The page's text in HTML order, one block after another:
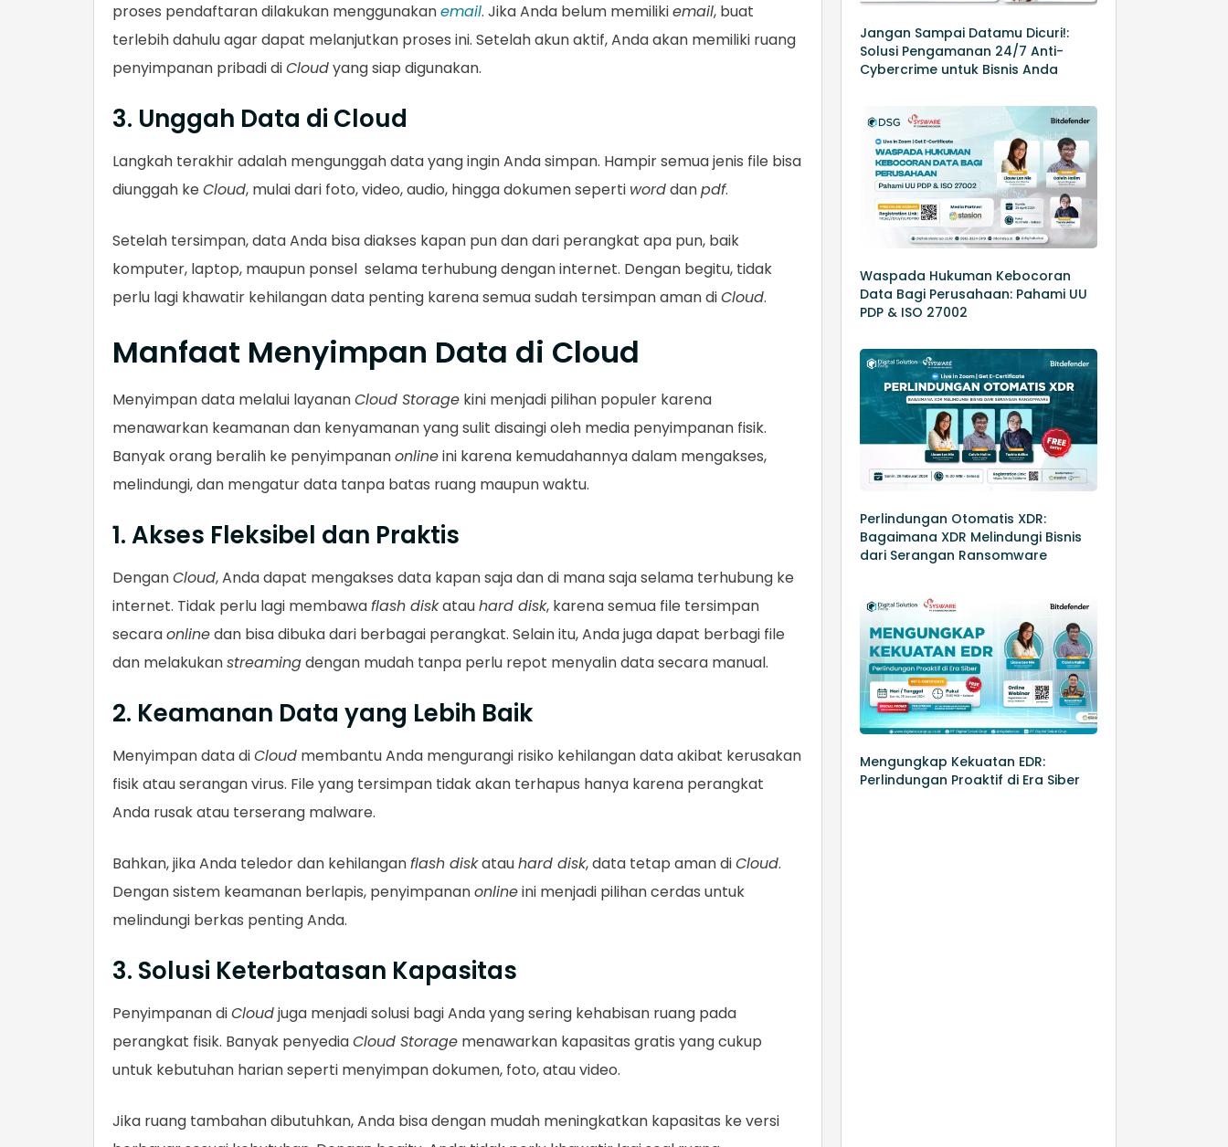
proses pendaftaran dilakukan menggunakanemail. Jika Anda belum memilikiemail, buat
terlebih dahulu agar dapat melanjutkan proses ini. Setelah akun aktif, Anda akan memiliki ruang
penyimpanan pribadi diCloudyang siap digunakan.
3. Unggah Data di Cloud
Langkah terakhir adalah mengunggah data yang ingin Anda simpan. Hampir semua jenis file bisa
diunggah keCloud, mulai dari foto, video, audio, hingga dokumen seperti worddanpdf.
Setelah tersimpan, data Anda bisa diakses kapan pun dan dari perangkat apa pun, baik
komputer, laptop, maupun ponsel selama terhubung dengan internet. Dengan begitu, tidak
perlu lagi khawatir kehilangan data penting karena semua sudah tersimpan aman diCloud.
Manfaat Menyimpan Data di Cloud
Menyimpan data melalui layananCloud Storage kini menjadi pilihan populer karena
menawarkan keamanan dan kenyamanan yang sulit disaingi oleh media penyimpanan fisik.
Banyak orang beralih ke penyimpananonlineini karena kemudahannya dalam mengakses,
melindungi, dan mengatur data tanpa batas ruang maupun waktu.
1. Akses Fleksibel dan Praktis
DenganCloud, Anda dapat mengakses data kapan saja dan di mana saja selama terhubung ke
internet. Tidak perlu lagi membawaflash diskatauhard disk, karena semua file tersimpan
secaraonlinedan bisa dibuka dari berbagai perangkat. Selain itu, Anda juga dapat berbagi file
dan melakukanstreamingdengan mudah tanpa perlu repot menyalin data secara manual.
2. Keamanan Data yang Lebih Baik
Menyimpan data diCloud membantu Anda mengurangi risiko kehilangan data akibat kerusakan
fisik atau serangan virus. File yang tersimpan tidak akan terhapus hanya karena perangkat
Anda rusak atau terserang malware.
Bahkan, jika Anda teledor dan kehilanganflash diskatauhard disk, data tetap aman diCloud.
Dengan sistem keamanan berlapis, penyimpananonlineini menjadi pilihan cerdas untuk
melindungi berkas penting Anda.
3. Solusi Keterbatasan Kapasitas
Penyimpanan diCloudjuga menjadi solusi bagi Anda yang sering kehabisan ruang pada
perangkat fisik. Banyak penyediaCloud Storage menawarkan kapasitas gratis yang cukup
untuk kebutuhan harian seperti menyimpan dokumen, foto, atau video.
Jika ruang tambahan dibutuhkan, Anda bisa dengan mudah meningkatkan kapasitas ke versi
Jangan Sampai Datamu Dicuri!:
Solusi Pengamanan 24/7 Anti-
Cybercrime untuk Bisnis Anda
Waspada Hukuman Kebocoran
Data Bagi Perusahaan: Pahami UU
PDP & ISO 27002
Perlindungan Otomatis XDR:
Bagaimana XDR Melindungi Bisnis
dari Serangan Ransomware
Mengungkap Kekuatan EDR:
Perlindungan Proaktif di Era Siber